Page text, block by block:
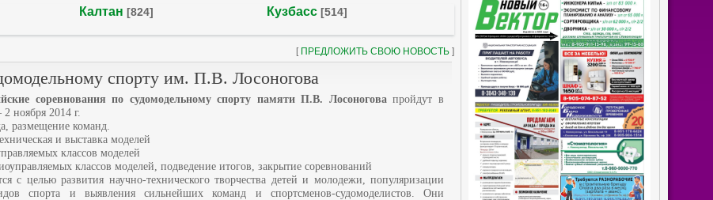
Калтан [824] Кузбасс [514]
[ ПРЕДЛОЖИТЬ СВОЮ НОВОСТЬ ]
спорту им. П.В. Лосоногова
соревнования по судомодельному спорту памяти П.В. Лосоноговапройдут в
ноября 2014 г.
размещение команд.
и выставка моделей
классов моделей
классов моделей, подведение итогов, закрытие соревнований
с целью развития научно-технического творчества детей и молодежи, популяризации
спорта и выявления сильнейших команд и спортсменов-судомоделистов. Они